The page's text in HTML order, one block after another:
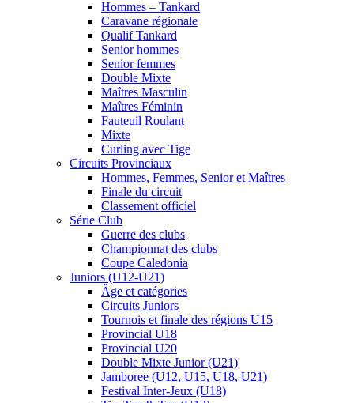
Hommes – Tankard
Caravane régionale
Qualif Tankard
Senior hommes
Senior femmes
Double Mixte
Maîtres Masculin
Maîtres Féminin
Fauteuil Roulant
Mixte
Curling avec Tige
Circuits Provinciaux
Hommes, Femmes, Senior et Maîtres
Finale du circuit
Classement officiel
Série Club
Guerre des clubs
Championnat des clubs
Coupe Caledonia
Juniors (U12-U21)
Âge et catégories
Circuits Juniors
Tournois et finale des régions U15
Provincial U18
Provincial U20
Double Mixte Junior (U21)
Jamboree (U12, U15, U18, U21)
Festival Inter-Jeux (U18)